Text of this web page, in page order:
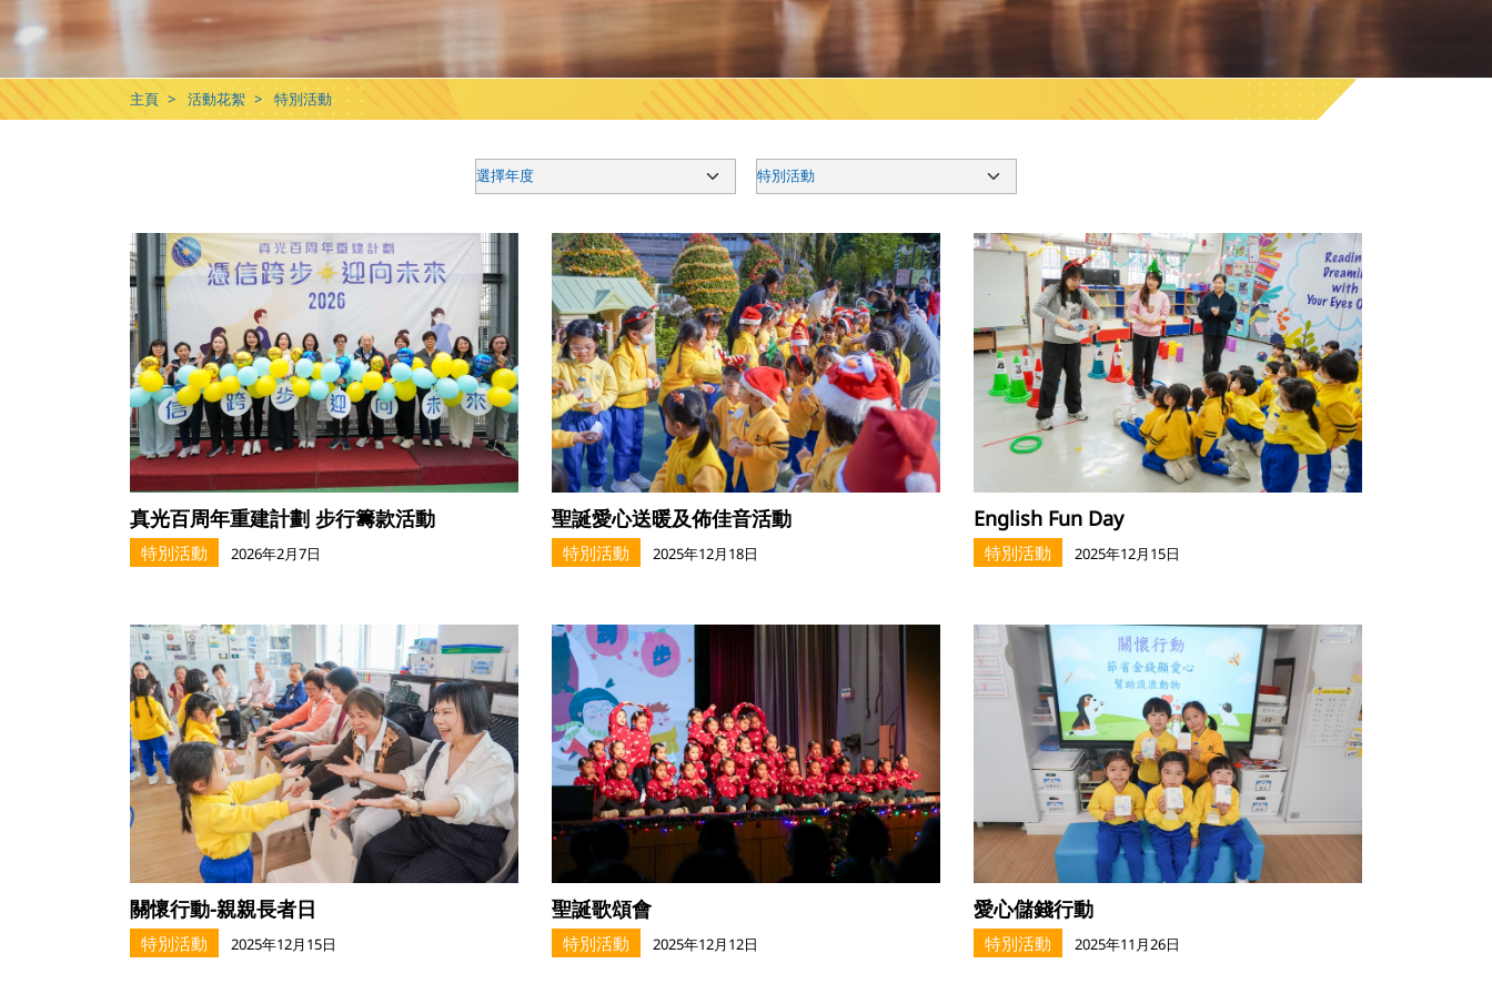
主頁 活動花絮 特別活動
真光百周年重建計劃 步行籌款活動
特別活動 2026年2月7日
聖誕愛心送暖及佈佳音活動
特別活動 2025年12月18日
English Fun Day
特別活動 2025年12月15日
關懷行動-親親長者日
特別活動 2025年12月15日
聖誕歌頌會
特別活動 2025年12月12日
愛心儲錢行動
特別活動 2025年11月26日